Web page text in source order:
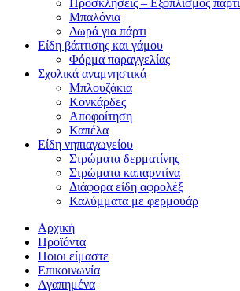
Μπαλόνια
Δωρά για πάρτι
Είδη βάπτισης και γάμου
Φόρμα παραγγελίας
Σχολικά αναμνηστικά
Μπλουζάκια
Κονκάρδες
Αποφοίτηση
Καπέλα
Είδη νηπιαγωγείου
Στρώματα δερματίνης
Στρώματα καπαρντίνα
Διάφορα είδη αφρολέξ
Καλύμματα με φερμουάρ
Αρχική
Προϊόντα
Ποιοι είμαστε
Επικοινωνία
Αγαπημένα